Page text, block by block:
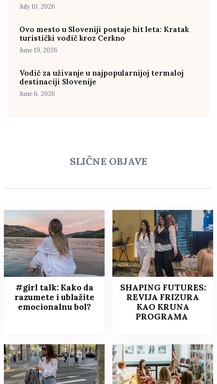
July 10, 2026
Ovo mesto u Sloveniji postaje hit leta: Kratak
turistički vodič kroz Cerkno
June 19, 2026
Vodič za uživanje u najpopularnijoj termaloj
destinaciji Slovenije
June 6, 2026
SLIČNE OBJAVE
#girl talk: Kako da
razumete i ublažite
emocionalnu bol?
SHAPING FUTURES:
REVIJA FRIZURA
KAO KRUNA
PROGRAMA